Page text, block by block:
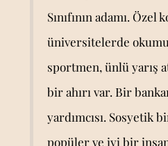
Sınıfının adamı. Özel
üniversitelerde
sportmen, ünlü yarış
bir ahırı var. Bir
yardımcısı. Sosyetik
popüler ve iyi bir